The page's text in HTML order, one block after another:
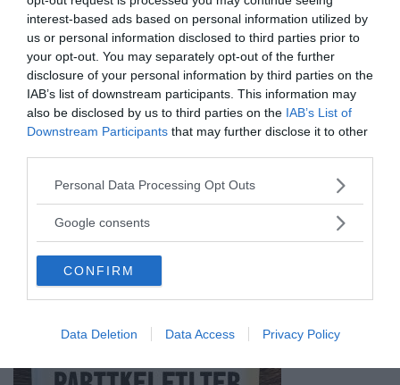
interest-based ads based on personal information utilized by
us or personal information disclosed to third parties prior to
your opt-out. You may separately opt-out of the further
disclosure of your personal information by third parties on the
IAB’s list of downstream participants. This information may
also be disclosed by us to third parties on the IAB’s List of
Downstream Participants that may further disclose it to other
Please note that this website/app uses one or more Google
not limited to your visit or usage behaviour. You may click to
use your data for below specified purposes in below Google
consent section.
Personal Data Processing Opt Outs
Google consents
CONFIRM
Data Deletion Data Access Privacy Policy
ANNONSER